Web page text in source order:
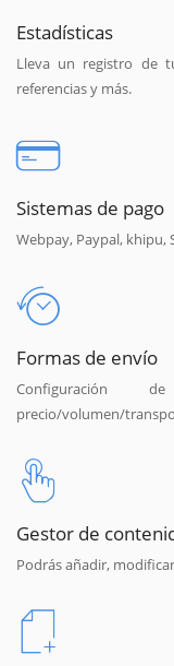
Estadísticas
Lleva un registro de
referencias y más.
Sistemas de pago
Webpay, Paypal, khipu,
Formas de envío
precio/volumen/
Gestor de
Podrás añadir,